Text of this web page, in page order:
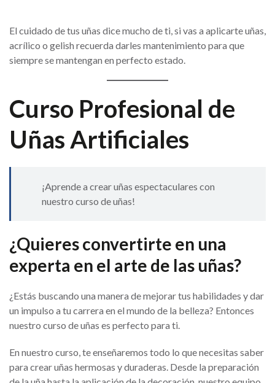
El cuidado de tus uñas dice mucho de ti, si vas a aplicarte uñas,
acrílico o gelish recuerda darles mantenimiento para que
siempre se mantengan en perfecto estado.
Curso Profesional de
Uñas Artificiales
¡Aprende a crear uñas espectaculares con
nuestro curso de uñas!
¿Quieres convertirte en una
experta en el arte de las uñas?
¿Estás buscando una manera de mejorar tus habilidades y dar
un impulso a tu carrera en el mundo de la belleza? Entonces
nuestro curso de uñas es perfecto para ti.
En nuestro curso, te enseñaremos todo lo que necesitas saber
para crear uñas hermosas y duraderas. Desde la preparación